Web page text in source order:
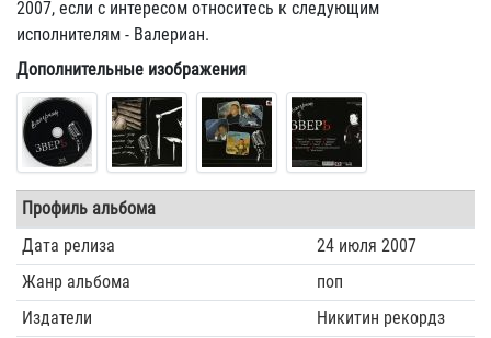
2007, если с интересом относитесь к следующим
исполнителям - Валериан.
Дополнительные изображения
Профиль альбома
Дата релиза
24 июля 2007
Жанр альбома
поп
Издатели
Никитин рекордз